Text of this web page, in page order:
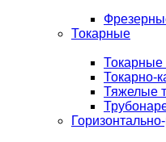
Токарные
Токарные
Токарно-
Тяжелые